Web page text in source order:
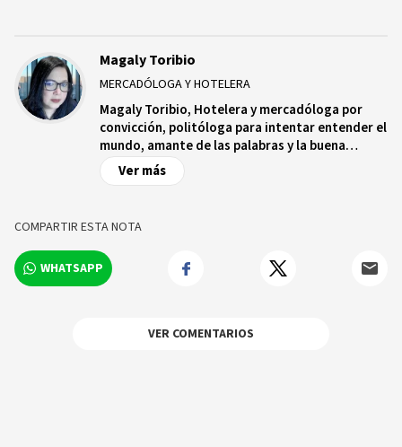
Magaly Toribio
MERCADÓLOGA Y HOTELERA
Magaly Toribio, Hotelera y mercadóloga por
convicción, politóloga para intentar entender el
mundo, amante de las palabras y la buena
lectura. Ex- viceministra de turismo, reconocida
en múltiples ocasiones por los principales
gestión sostenible de destinos turísticos.
Investigadora, académica y consultora privada
de empresas, universidades y destinos
turísticos. Presidente de la empresa TARGET
primera empresa del país suplidora de
soluciones de movilidad para turistas con
Ver más
COMPARTIR ESTA NOTA
WHATSAPP
VER COMENTARIOS